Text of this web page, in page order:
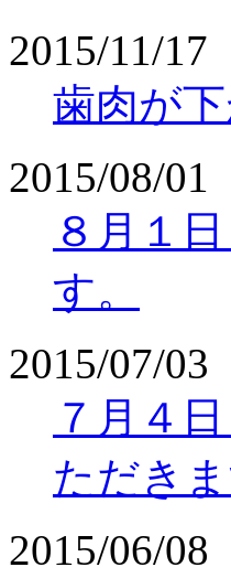
2015/11/17
歯肉が
2015/08/01
８月１
す。
2015/07/03
７月４
ただきま
2015/06/08